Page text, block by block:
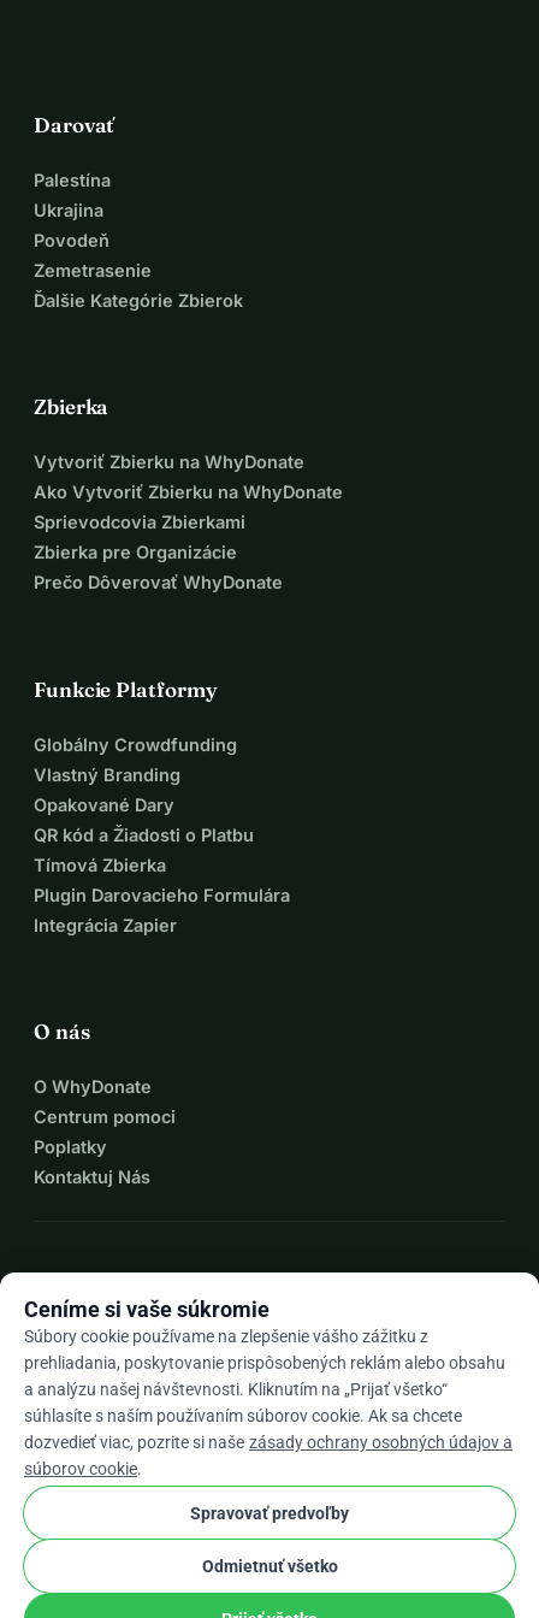
Darovať
Palestína
Ukrajina
Povodeň
Zemetrasenie
Ďalšie Kategórie Zbierok
Zbierka
Vytvoriť Zbierku na WhyDonate
Ako Vytvoriť Zbierku na WhyDonate
Sprievodcovia Zbierkami
Zbierka pre Organizácie
Prečo Dôverovať WhyDonate
Funkcie Platformy
Globálny Crowdfunding
Vlastný Branding
Opakované Dary
QR kód a Žiadosti o Platbu
Tímová Zbierka
Plugin Darovacieho Formulára
Integrácia Zapier
O nás
O WhyDonate
Centrum pomoci
Poplatky
Kontaktuj Nás
Skarrow_drop_down
★★★★★4,9 / 5 na základe 500+ recenzií
WhyDonate
Súkromie a cookies
Obchodné podmienky
Ceníme si vaše súkromie
Súbory cookie používame na zlepšenie vášho zážitku z
prehliadania, poskytovanie prispôsobených reklám alebo obsahu
a analýzu našej návštevnosti. Kliknutím na „Prijať všetko“
súhlasíte s naším používaním súborov cookie. Ak sa chcete
dozvedieť viac, pozrite si naše zásady ochrany osobných údajov a
súborov cookie.
Spravovať predvoľby
Odmietnuť všetko